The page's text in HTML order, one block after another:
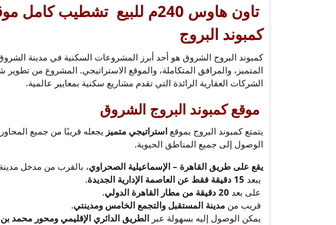
كمبوند البروج
كمبوند البروج الشروق هو أحد أبرز المشروعات السكنية في مدينة
المتميز، والمرافق المتكاملة، والموقع الاستراتيجي. المشروع من
الشركات العقارية الرائدة التي تقدم مشاريع سكنية بمعايير عالمية.
موقع كمبوند البروج الشروق
يتمتع كمبوند البروج بموقع استراتيجي متميز يجعله قريبًا من جميع
الوصول إلى جميع المناطق الحيوية.
يقع على طريق القاهرة – الإسماعيلية الصحراوي، بالقرب من مدخل
يبعد 15 دقيقة فقط عن العاصمة الإدارية الجديدة
.
على بعد 20 دقيقة من مطار القاهرة الدولي
.
قريب من مدينة المستقبل والتجمع الخامس ومدينتي.
يمكن الوصول إليه بسهولة عبر الطريق الدائري الإقليمي ومحور محمد بن